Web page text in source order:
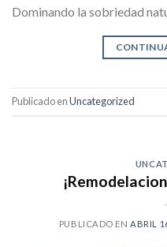
Dominando la sobriedad
Publicado enUncategorized
PUBLICADO ENABRIL